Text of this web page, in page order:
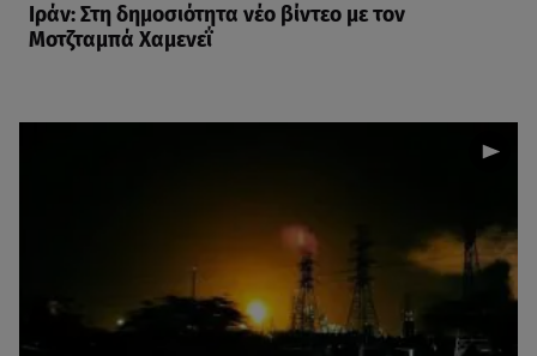
Ιράν: Στη δημοσιότητα νέο βίντεο με τον
Μοτζταμπά Χαμενεΐ